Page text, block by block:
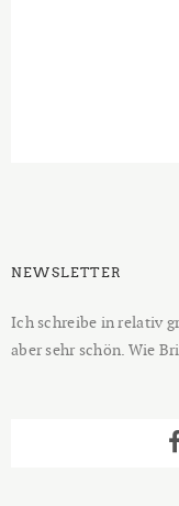
NEWSLETTER
Ich schreibe in relativ
aber sehr schön. Wie